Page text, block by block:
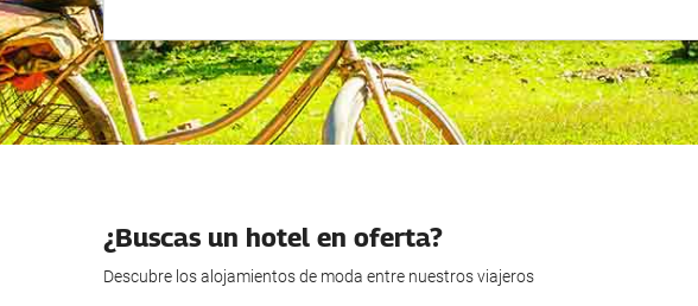
¿Buscas un hotel en oferta?
Descubre los alojamientos de moda entre nuestros viajeros